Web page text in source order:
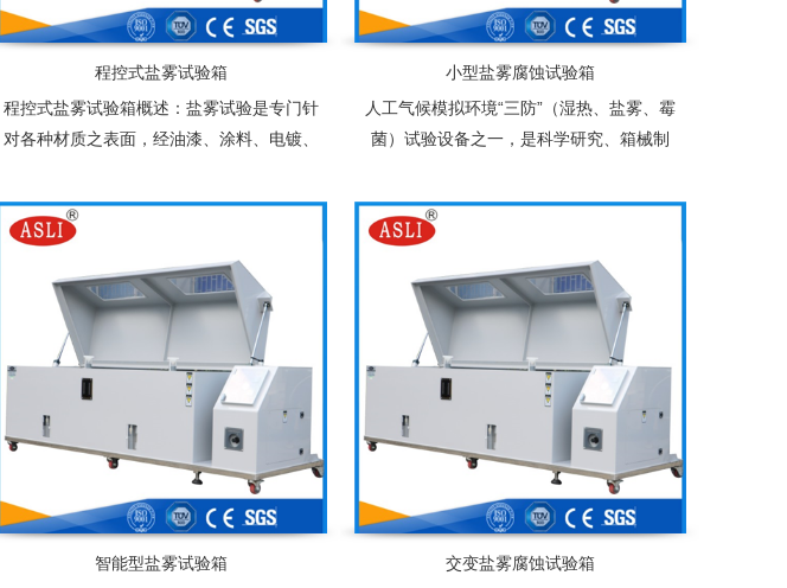
程控式盐雾试验箱
程控式盐雾试验箱概述：盐雾试验是专门针
对各种材质之表面，经油漆、涂料、电镀、
品耐腐蚀性。
小型盐雾腐蚀试验箱
人工气候模拟环境“三防”（湿热、盐雾、霉
菌）试验设备之一，是科学研究、箱械制
经表面处理后，对各种环境适应性和可靠性
智能型盐雾试验箱
交变盐雾腐蚀试验箱